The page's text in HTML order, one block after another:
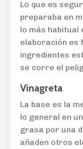
Lo que es
preparaba en
lo más habitual
elaboración es
ingredientes
se corre el
Vinagreta
La base es la
lo general en
grasa por una
añaden otros